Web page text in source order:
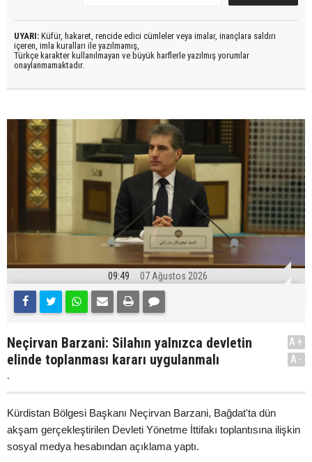
UYARI: Küfür, hakaret, rencide edici cümleler veya imalar, inançlara saldırı
içeren, imla kuralları ile yazılmamış,
Türkçe karakter kullanılmayan ve büyük harflerle yazılmış yorumlar
onaylanmamaktadır.
09:49 07 Ağustos 2026
Neçirvan Barzani: Silahın yalnızca devletin
elinde toplanması kararı uygulanmalı
.
A+
A-
Kürdistan Bölgesi Başkanı Neçirvan Barzani, Bağdat'ta dün
akşam gerçekleştirilen Devleti Yönetme İttifakı toplantısına ilişkin
sosyal medya hesabından açıklama yaptı.